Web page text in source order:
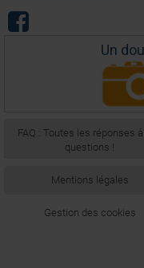
Un
FAQ : Toutes les réponses
questions !
Mentions légales
Gestion des cookies